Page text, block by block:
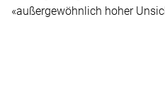
«außergewöhnlich hoher